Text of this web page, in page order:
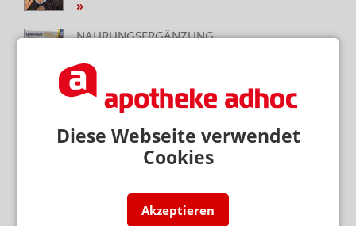
Diese Webseite verwendet
Cookies
Akzeptieren
NAHRUNGSERGÄNZUNG
NAHRUNGSERGÄNZUNG
Kardiovaskuläre Erkrankungen: Vitamin D
Neuere Artikel zum Thema
VERÖFFENTLICHUNG IN DIESEM JAHR
Vitamin D: Neue Leitlinie zur
Supplementierung